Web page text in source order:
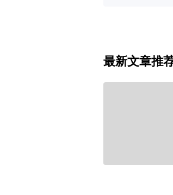
最新文章推